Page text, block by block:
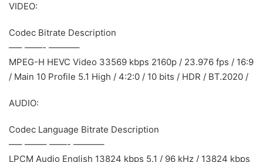
VIDEO:
Codec Bitrate Description
—– ——- ———–
MPEG-H HEVC Video 33569 kbps 2160p / 23.976 fps / 16:9
/ Main 10 Profile 5.1 High / 4:2:0 / 10 bits / HDR / BT.2020 /
AUDIO:
Codec Language Bitrate Description
—– ——– ——- ———–
LPCM Audio English 13824 kbps 5.1 / 96 kHz / 13824 kbps